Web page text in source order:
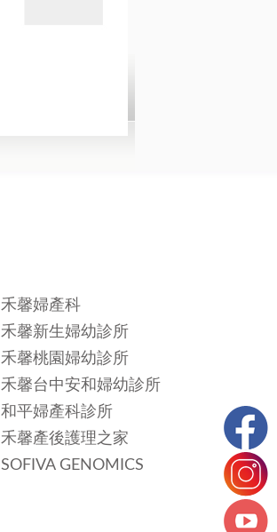
禾馨婦產科
禾馨新生婦幼診所
禾馨桃園婦幼診所
禾馨台中安和婦幼診所
和平婦產科診所
禾馨產後護理之家
SOFIVA GENOMICS